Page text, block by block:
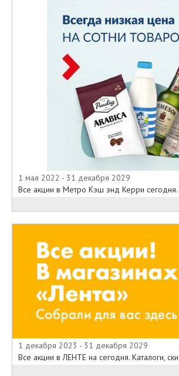
1 мая 2022 - 31 декабря 2029
Все акции в Метро Кэш энд Керри сегодня.
1 декабря 2023 - 31 декабря 2029
Все акции в ЛЕНТЕ на сегодня. Каталоги,